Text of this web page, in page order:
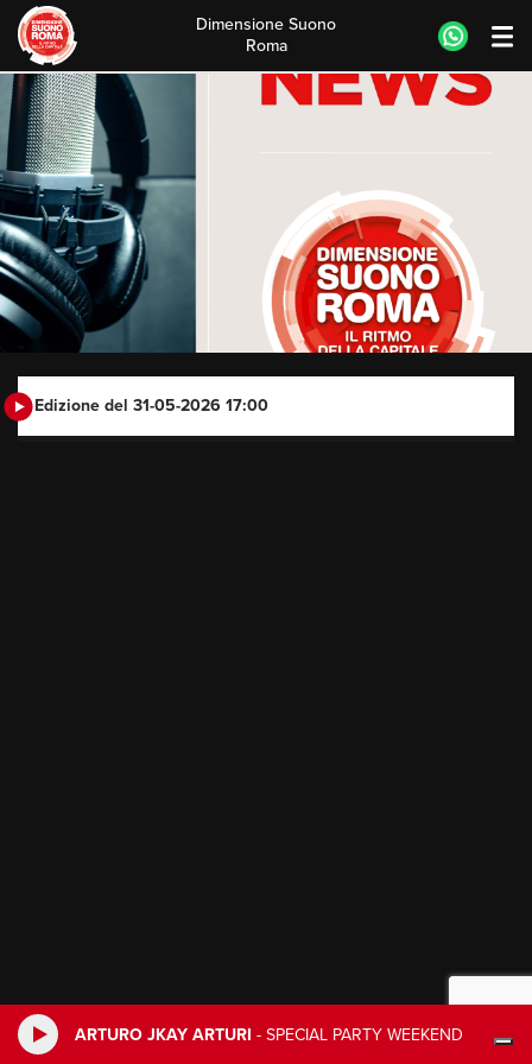
ARTURO JKAY ARTURI - SPECIAL PARTY WEEKEND
Skip
to
content
Dimensione Suono
Roma
Edizione del 31-05-2026 17:00